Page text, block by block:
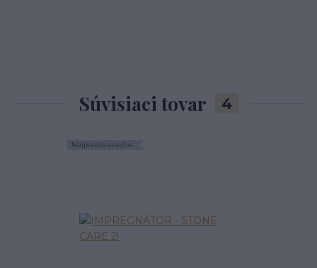
Súvisiaci tovar 4
Najpredávanejšie